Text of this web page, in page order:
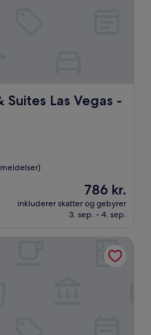
Suites Las Vegas -
Las Vegas - E Tropicana by
Prisen
er
786 kr.
786 kr.
inkluderer skatter og gebyrer
3. sep. - 4. sep.